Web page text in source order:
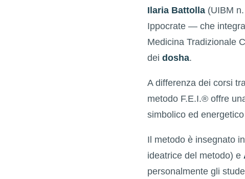
Ilaria Battolla (UIBM
Ippocrate — che
Medicina Tradizionale
dei dosha.
A differenza dei corsi
metodo F.E.I.® offre
simbolico ed
Il metodo è insegnato
ideatrice del metodo) e
personalmente gli